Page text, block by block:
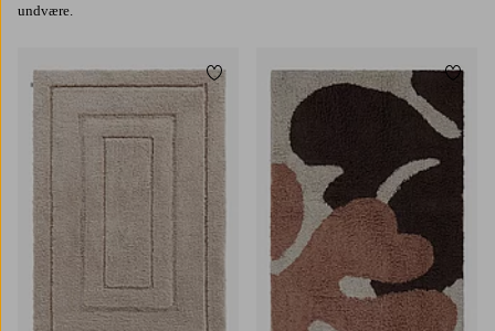
undvære.
Tilføj til favoritter
50X80 80X12080X150
Tilføj
60X9080X120